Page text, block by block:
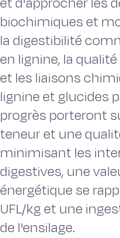
biochimiques et
la digestibilité
en lignine, la
et les liaisons
lignine et glucides
progrès porteront
teneur et une
minimisant les
digestives, une
énergétique se
UFL/kg et une
de l'ensilage.